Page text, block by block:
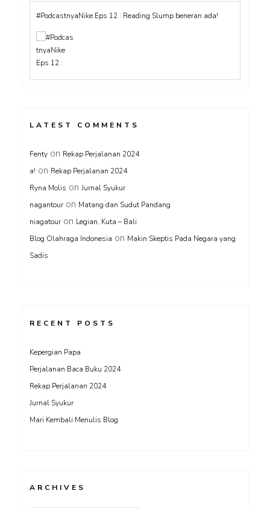
#PodcastnyaNike Eps 12 : Reading Slump beneran ada!
LATEST COMMENTS
Fenty on Rekap Perjalanan 2024
a! on Rekap Perjalanan 2024
Ryna Molis on Jurnal Syukur
nagantour on Matang dan Sudut Pandang
niagatour on Legian, Kuta – Bali
Blog Olahraga Indonesia on Makin Skeptis Pada Negara yang
Sadis
RECENT POSTS
Kepergian Papa
Perjalanan Baca Buku 2024
Rekap Perjalanan 2024
Jurnal Syukur
Mari Kembali Menulis Blog
ARCHIVES